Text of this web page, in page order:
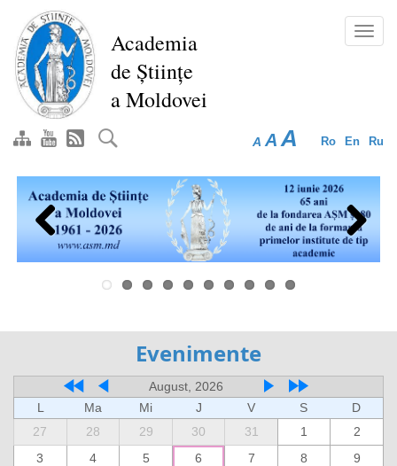
Перейти
основному
содержанию
Academia
de Științe
a Moldovei
Ro En Ru
A A A
Previous Next
Evenimente
August, 2026
L
Ma Mi J V S
D
27
28 29 30 31 1
2
3
4 5 6 7 8
9